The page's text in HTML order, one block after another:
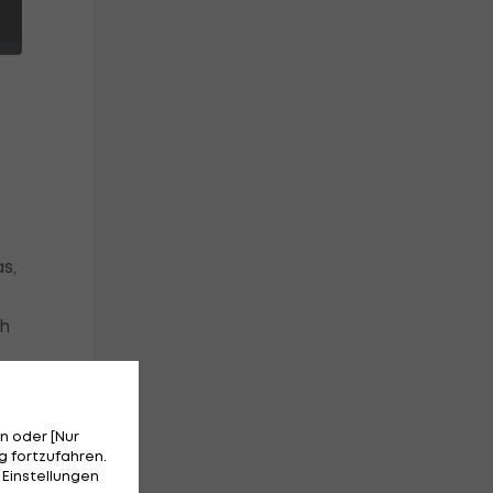
oder [Nur
fortzufahren.